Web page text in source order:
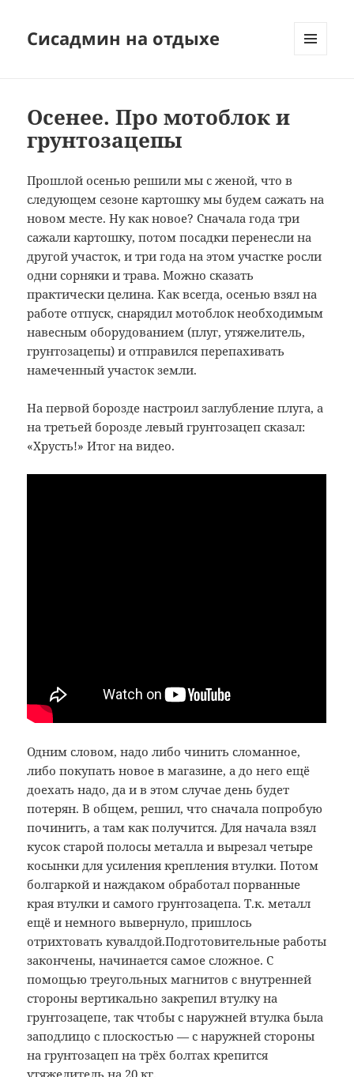
Сисадмин на отдыхе
Осенее. Про мотоблок и
грунтозацепы
Прошлой осенью решили мы с женой, что в
следующем сезоне картошку мы будем сажать на
новом месте. Ну как новое? Сначала года три
сажали картошку, потом посадки перенесли на
другой участок, и три года на этом участке росли
одни сорняки и трава. Можно сказать
практически целина. Как всегда, осенью взял на
работе отпуск, снарядил мотоблок необходимым
навесным оборудованием (плуг, утяжелитель,
грунтозацепы) и отправился перепахивать
намеченный участок земли.
На первой борозде настроил заглубление плуга, а
на третьей борозде левый грунтозацеп сказал:
«Хрусть!» Итог на видео.
Одним словом, надо либо чинить сломанное,
либо покупать новое в магазине, а до него ещё
доехать надо, да и в этом случае день будет
потерян. В общем, решил, что сначала попробую
починить, а там как получится. Для начала взял
кусок старой полосы металла и вырезал четыре
косынки для усиления крепления втулки. Потом
болгаркой и наждаком обработал порванные
края втулки и самого грунтозацепа. Т.к. металл
ещё и немного вывернуло, пришлось
отрихтовать кувалдой.Подготовительные работы
закончены, начинается самое сложное. С
помощью треугольных магнитов с внутренней
стороны вертикально закрепил втулку на
грунтозацепе, так чтобы с наружней втулка была
заподлицо с плоскостью — с наружней стороны
на грунтозацеп на трёх болтах крепится